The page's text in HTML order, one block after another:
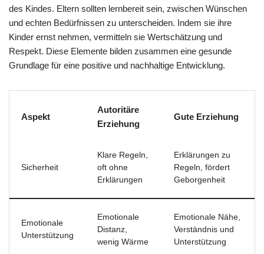
des Kindes. Eltern sollten lernbereit sein, zwischen Wünschen
und echten Bedürfnissen zu unterscheiden. Indem sie ihre
Kinder ernst nehmen, vermitteln sie Wertschätzung und
Respekt. Diese Elemente bilden zusammen eine gesunde
Grundlage für eine positive und nachhaltige Entwicklung.
Aspekt
Autoritäre
Erziehung
Gute Erziehung
Sicherheit
Klare Regeln,
oft ohne
Erklärungen
Erklärungen zu
Regeln, fördert
Geborgenheit
Emotionale
Unterstützung
Emotionale
Distanz,
wenig Wärme
Emotionale Nähe,
Verständnis und
Unterstützung